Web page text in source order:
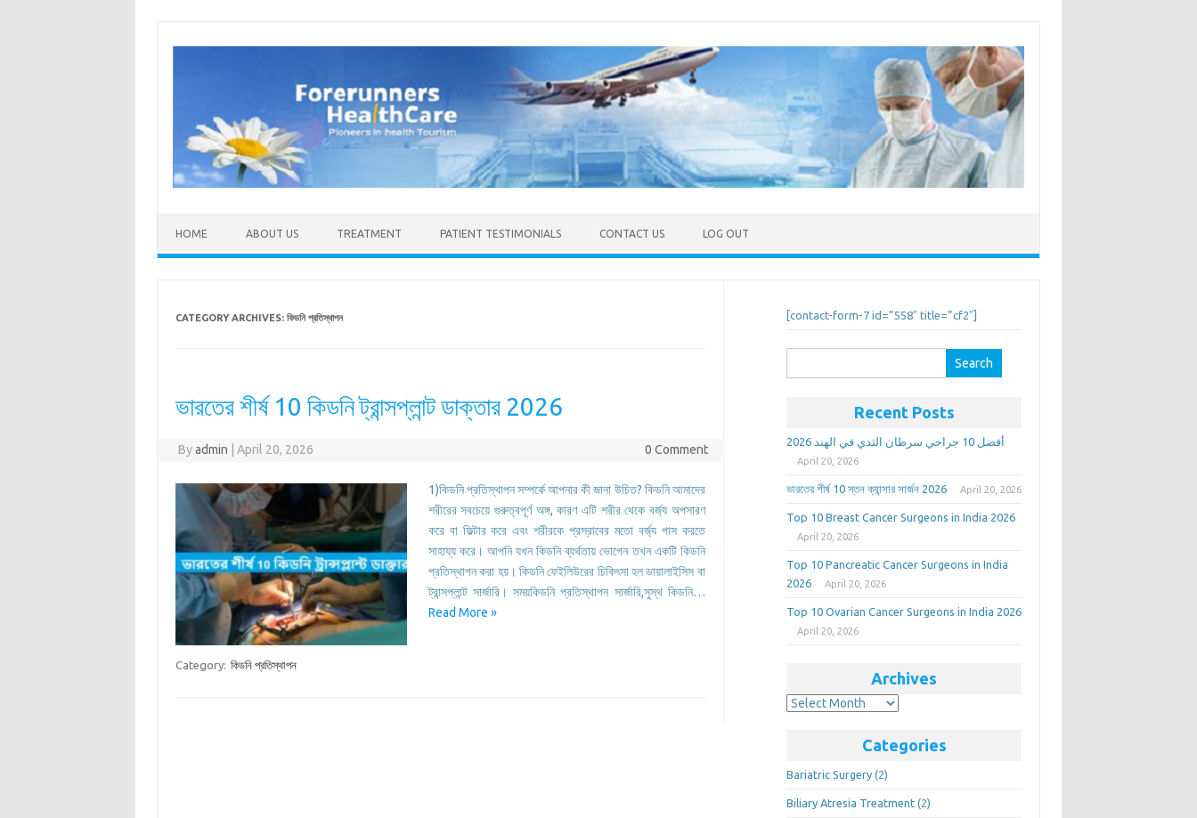
HOME ABOUT US TREATMENT PATIENT TESTIMONIALS CONTACT US LOG OUT
CATEGORY ARCHIVES: কিডনি প্রতিস্থাপন
ভারতের শীর্ষ 10 কিডনি ট্রান্সপ্লান্ট ডাক্তার 2026
Byadmin April 20, 2026 0 Comment
1)কিডনি প্রতিস্থাপন সম্পর্কে আপনার কী জানা উচিত? কিডনি আমাদের
শরীরের সবচেয়ে গুরুত্বপূর্ণ অঙ্গ, কারণ এটি শরীর থেকে বর্জ্য অপসারণ
করে বা ফিল্টার করে এবং শরীরকে প্রস্রাবের মতো বর্জ্য পাস করতে
সাহায্য করে। আপনি যখন কিডনি ব্যর্থতায় ভোগেন তখন একটি কিডনি
প্রতিস্থাপন করা হয়। কিডনি ফেইলিউরের চিকিৎসা হল ডায়ালাইসিস বা
ট্রান্সপ্লান্ট সার্জারি। সময়কিডনি প্রতিস্থাপন সার্জারি,সুস্থ কিডনি…
Read More »
Category: কিডনি প্রতিস্থাপন
[contact-form-7 id=”558″ title=”cf2″]
for:
Recent Posts
أفضل 10 جراحي سرطان الثدي في الهند 2026
April 20, 2026
ভারতের শীর্ষ 10 স্তন ক্যান্সার সার্জন 2026 April 20, 2026
Top 10 Breast Cancer Surgeons in India 2026
April 20, 2026
Top 10 Pancreatic Cancer Surgeons in India
2026
April 20, 2026
Top 10 Ovarian Cancer Surgeons in India 2026
April 20, 2026
Archives
Archives
Categories
Bariatric Surgery(2)
Biliary Atresia Treatment(2)